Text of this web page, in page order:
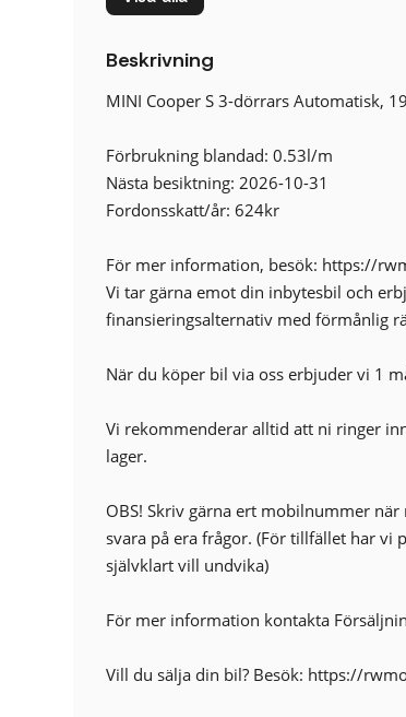
LED-STRÅLKASTARE
Läslampa
Regnsensor
Startspärr
Beskrivning
MINI Cooper S 3-dörrars Automatisk,
Förbrukning blandad: 0.53l/m
Nästa besiktning: 2026-10-31
Fordonsskatt/år: 624kr
För mer information, besök: https://
Vi tar gärna emot din inbytesbil och
finansieringsalternativ med förmånlig
När du köper bil via oss erbjuder vi 1
Vi rekommenderar alltid att ni ringer
lager.
OBS! Skriv gärna ert mobilnummer
svara på era frågor. (För tillfället har vi
självklart vill undvika)
För mer information kontakta
Vill du sälja din bil? Besök: https://